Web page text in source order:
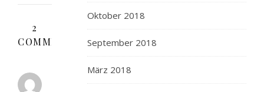
2
COMMENTS
Oktober 2018
September 2018
März 2018